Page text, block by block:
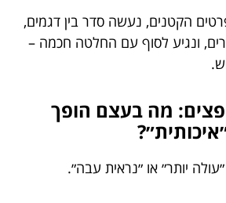
הקטנים, נעשה סדר בין דגמים,
ונגיע לסוף עם החלטה חכמה –
מה בעצם הופך
יותר״ או ״נראית עבה״.